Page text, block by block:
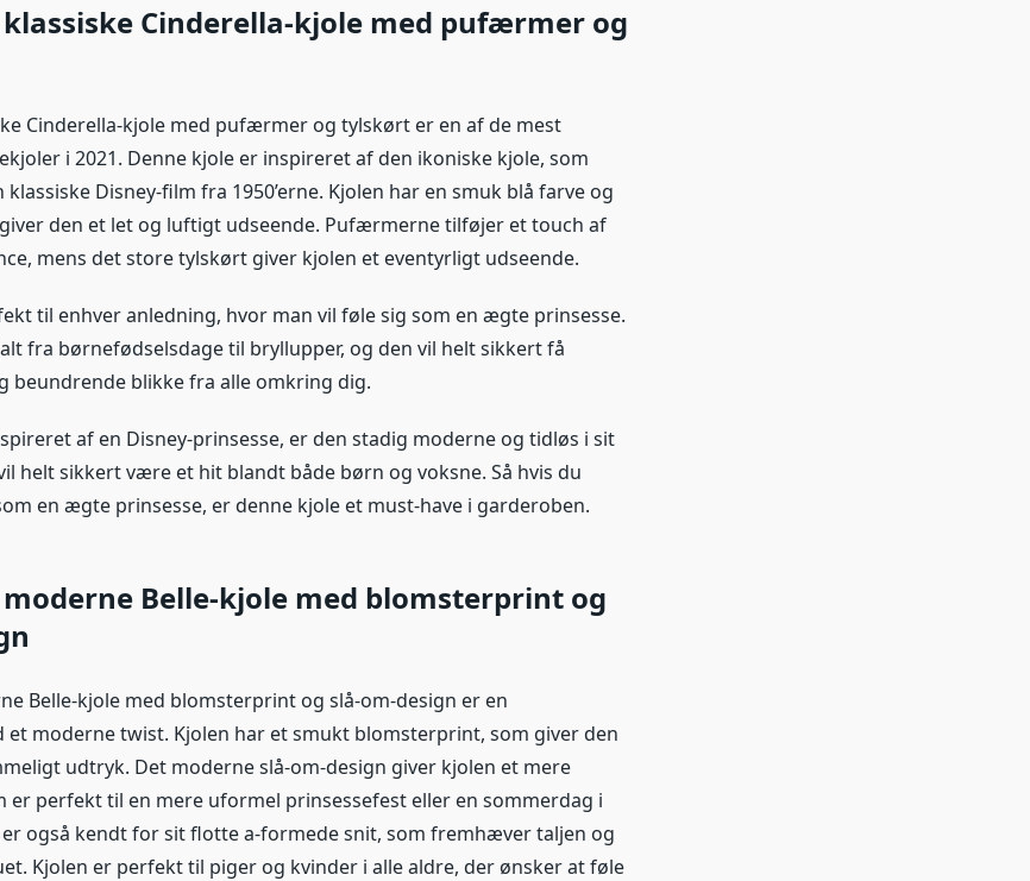
klassiske Cinderella-kjole med pufærmer og
Cinderella-kjole med pufærmer og tylskørt er en af de mest
i 2021. Denne kjole er inspireret af den ikoniske kjole, som
klassiske Disney-film fra 1950’erne. Kjolen har en smuk blå farve og
den et let og luftigt udseende. Pufærmerne tilføjer et touch af
mens det store tylskørt giver kjolen et eventyrligt udseende.
til enhver anledning, hvor man vil føle sig som en ægte prinsesse.
fra børnefødselsdage til bryllupper, og den vil helt sikkert få
beundrende blikke fra alle omkring dig.
af en Disney-prinsesse, er den stadig moderne og tidløs i sit
helt sikkert være et hit blandt både børn og voksne. Så hvis du
en ægte prinsesse, er denne kjole et must-have i garderoben.
moderne Belle-kjole med blomsterprint og
Belle-kjole med blomsterprint og slå-om-design er en
et moderne twist. Kjolen har et smukt blomsterprint, som giver den
udtryk. Det moderne slå-om-design giver kjolen et mere
er perfekt til en mere uformel prinsessefest eller en sommerdag i
er også kendt for sit flotte a-formede snit, som fremhæver taljen og
Kjolen er perfekt til piger og kvinder i alle aldre, der ønsker at føle